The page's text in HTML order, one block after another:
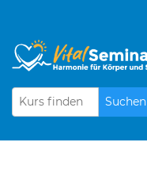
Suchen